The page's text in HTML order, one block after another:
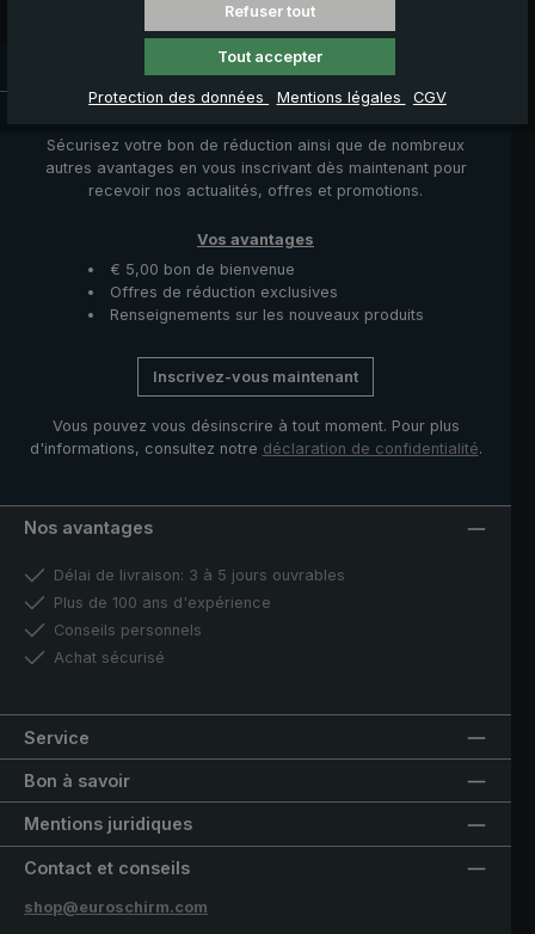
Délai de livraison : 3 à 5 jours ouvrables
Sécurisez votre bon de réduction ainsi que de nombreux
autres avantages en vous inscrivant dès maintenant pour
recevoir nos actualités, offres et promotions.
Vos avantages
€ 5,00 bon de bienvenue
Offres de réduction exclusives
Renseignements sur les nouveaux produits
Inscrivez-vous maintenant
Vous pouvez vous désinscrire à tout moment. Pour plus
d'informations, consultez notre déclaration de confidentialité.
Nos avantages
Délai de livraison: 3 à 5 jours ouvrables
Plus de 100 ans d'expérience
Conseils personnels
Achat sécurisé
Service
Bon à savoir
Mentions juridiques
Contact et conseils
shop@euroschirm.com
Refuser tout
Tout accepter
Protection des données Mentions légales CGV